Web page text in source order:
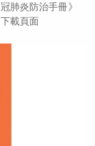
肺炎防治手冊》
載頁面